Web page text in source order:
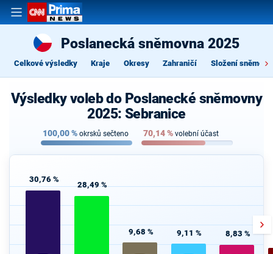
Poslanecká sněmovna 2025
Celkové výsledky Kraje Okresy Zahraničí Složení
Výsledky voleb do Poslanecké sněmovny
2025: Sebranice
100,00% okrsků sečteno 70,14% volební účast
30,76 %
28,49 %
9,68 % 9,11 % 8,83 %